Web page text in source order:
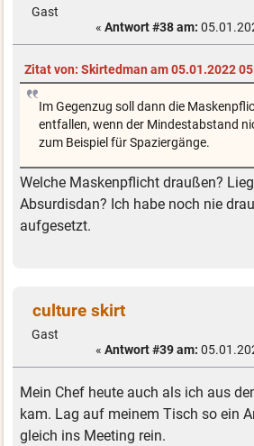
Gast
« Antwort #38 am:
Zitat von: Skirtedman am 05.01.2022
Im Gegenzug soll dann die
entfallen, wenn der Mindestabstand
zum Beispiel für Spaziergänge.
Welche Maskenpflicht draußen?
Absurdisdan? Ich habe noch nie
aufgesetzt.
culture skirt
Gast
« Antwort #39 am:
Mein Chef heute auch als ich aus
kam. Lag auf meinem Tisch so ein
gleich ins Meeting rein.